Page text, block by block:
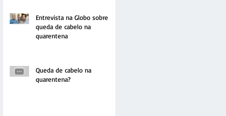
Entrevista na Globo sobre
queda de cabelo na
quarentena
Queda de cabelo na
quarentena?